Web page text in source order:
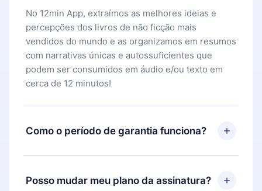
No 12min App, extraímos as melhores ideias e
percepções dos livros de não ficção mais
vendidos do mundo e as organizamos em resumos
com narrativas únicas e autossuficientes que
podem ser consumidos em áudio e/ou texto em
cerca de 12 minutos!
Como o período de garantia funciona?
Você pode baixar nosso aplicativo e começar a
aproveitar nossa biblioteca. Se por algum motivo
não ficar satisfeito com nossa plataforma, basta
Posso mudar meu plano da assinatura?